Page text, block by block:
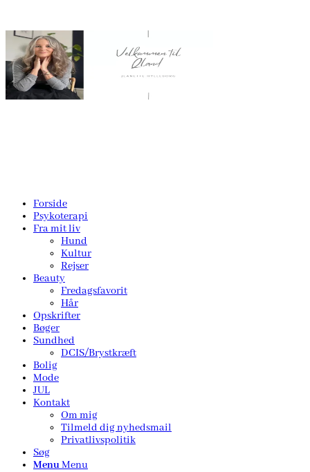
Forside
Psykoterapi
Fra mit liv
Hund
Kultur
Rejser
Beauty
Fredagsfavorit
Hår
Opskrifter
Bøger
Sundhed
DCIS/Brystkræft
Bolig
Mode
JUL
Kontakt
Om mig
Tilmeld dig nyhedsmail
Privatlivspolitik
Søg
MenuMenu